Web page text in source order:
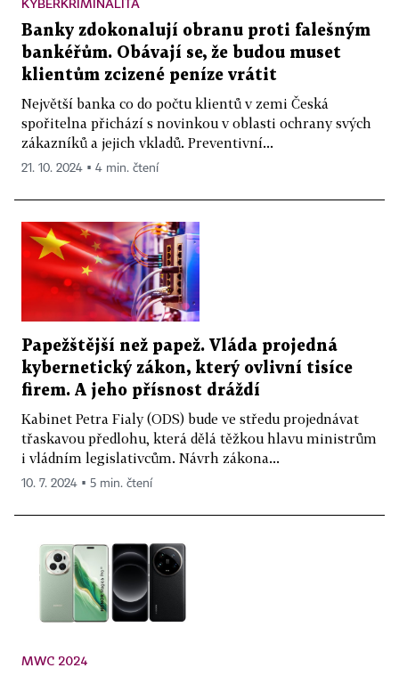
Banky zdokonalují obranu proti falešným
bankéřům. Obávají se, že budou muset
klientům zcizené peníze vrátit
Největší banka co do počtu klientů v zemi Česká
spořitelna přichází s novinkou v oblasti ochrany svých
zákazníků a jejich vkladů. Preventivní...
21. 10. 2024 ▪ 4 min. čtení
Papežštější než papež. Vláda projedná
kybernetický zákon, který ovlivní tisíce
firem. A jeho přísnost dráždí
Kabinet Petra Fialy (ODS) bude ve středu projednávat
třaskavou předlohu, která dělá těžkou hlavu ministrům
i vládním legislativcům. Návrh zákona...
10. 7. 2024 ▪ 5 min. čtení
MWC 2024